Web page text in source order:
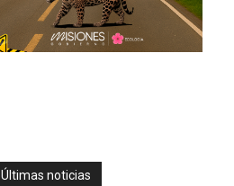
Últimas noticias